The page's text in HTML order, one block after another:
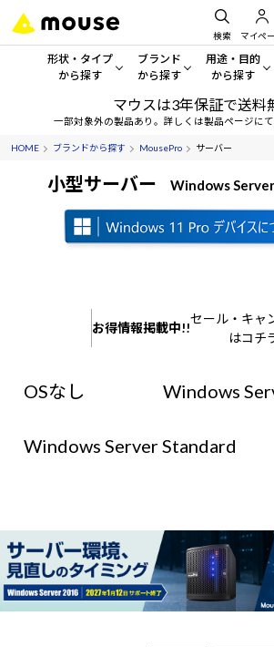
検索 マイペ
形状・タイプ
から探す
形状・タイプから探す をすべてみる
デスクトップPC
ノートPC
タブレット
ワークステーション
ブランド
から探す
mouse
G TUNE
DAIV
iiyama
用途・目的
から探す
一般向けパ
ゲーミング
クリエイテ
ビジネス向
学習向けパ
スペック/パ
マウスは3年保証で送料
一部対象外の製品あり。詳しくは製品ページにて
HOME ブランドから探す MousePro サーバー
小型サーバー Windows
お得情報掲載中!!
セール・キャ
はコチ
OSなし Windows
Windows Server Standard